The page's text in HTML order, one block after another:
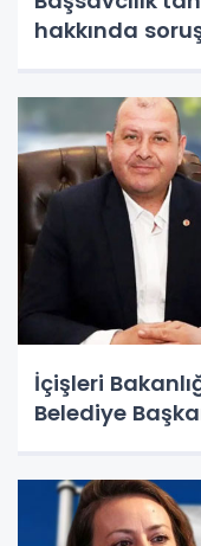
hakkında
İçişleri
Belediye